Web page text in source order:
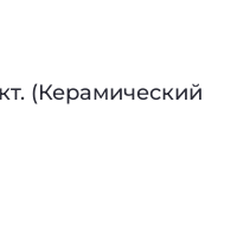
(Керамический